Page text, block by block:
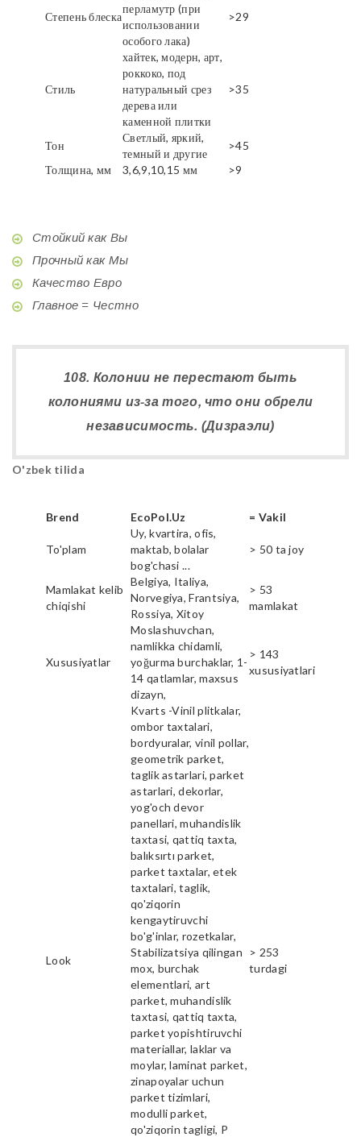
Степень блеска
перламутр (при
использовании
особого лака)
>29
Стиль
хайтек, модерн, арт,
роккоко, под
натуральный срез
дерева или
каменной плитки
>35
Тон
Светлый, яркий,
темный и другие
>45
Толщина, мм
3,6,9,10,15 мм >9
Стойкий как Вы
Прочный как Мы
Качество Евро
Главное = Честно
108. Колонии не перестают быть
колониями из-за того, что они обрели
независимость. (Дизраэли)
O'zbek tilida
Brend EcoPol.Uz = Vakil
To'plam
Uy, kvartira, ofis,
maktab, bolalar
bog'chasi ...
> 50 ta joy
Mamlakat kelib
chiqishi
Belgiya, Italiya,
Norvegiya, Frantsiya,
Rossiya, Xitoy
> 53
mamlakat
Xususiyatlar
Moslashuvchan,
namlikka chidamli,
yoğurma burchaklar, 1-
14 qatlamlar, maxsus
dizayn,
> 143
xususiyatlari
Look
Kvarts -Vinil plitkalar,
ombor taxtalari,
bordyuralar, vinil pollar,
geometrik parket,
taglik astarlari, parket
astarlari, dekorlar,
yog'och devor
panellari, muhandislik
taxtasi, qattiq taxta,
balıksırtı parket,
parket taxtalar, etek
taxtalari, taglik,
qo'ziqorin
kengaytiruvchi
bo'g'inlar, rozetkalar,
Stabilizatsiya qilingan
mox, burchak
elementlari, art
parket, muhandislik
taxtasi, qattiq taxta,
parket yopishtiruvchi
materiallar, laklar va
moylar, laminat parket,
zinapoyalar uchun
parket tizimlari,
modulli parket,
qo'ziqorin tagligi, P
> 253
turdagi